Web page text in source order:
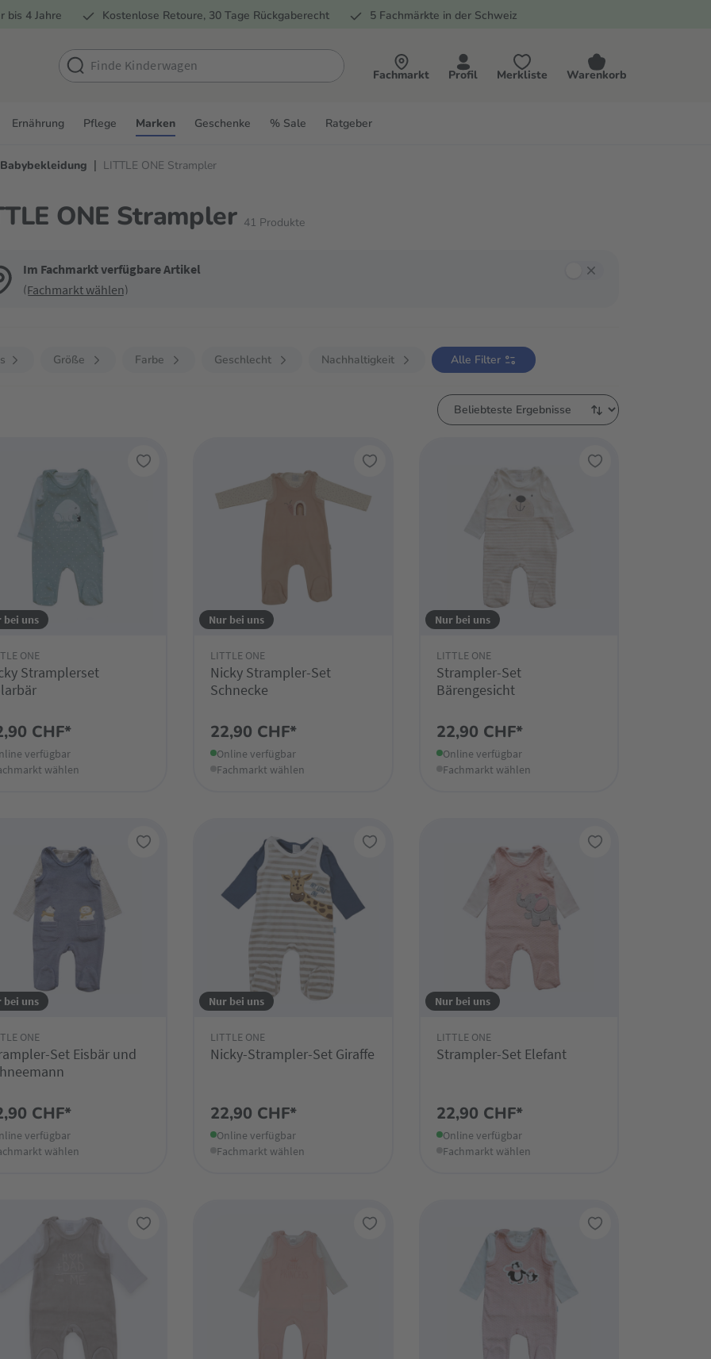
bis 4 Jahre Kostenlose Retoure, 30 Tage Rückgaberecht 5 Fachmärkte in der Schweiz
Fachmarkt Profil Merkliste Warenkorb
Ernährung Pflege Marken Geschenke % Sale Ratgeber
| LITTLE ONE Strampler
ONE Strampler 41 Produkte
Im Fachmarkt verfügbare Artikel
(Fachmarkt wählen)
die Filter, um die Produktliste nach deinen Wünschen einzugrenzen. Du kannst mit der Tab-Taste zwischen den Filtern navigieren und mit Enter
Größe Farbe Geschlecht Nachhaltigkeit Alle Filter
bei uns
ONE
Stramplerset
CHF*
verfügbar
wählen
Nur bei uns
LITTLE ONE
Nicky Strampler-Set
Schnecke
22,90 CHF*
Online verfügbar
Fachmarkt wählen
Nur bei uns
LITTLE ONE
Strampler-Set
Bärengesicht
22,90 CHF*
Online verfügbar
Fachmarkt wählen
bei uns
ONE
Set Eisbär und
CHF*
verfügbar
wählen
Nur bei uns
LITTLE ONE
Nicky-Strampler-Set Giraffe
22,90 CHF*
Online verfügbar
Fachmarkt wählen
Nur bei uns
LITTLE ONE
Strampler-Set Elefant
22,90 CHF*
Online verfügbar
Fachmarkt wählen